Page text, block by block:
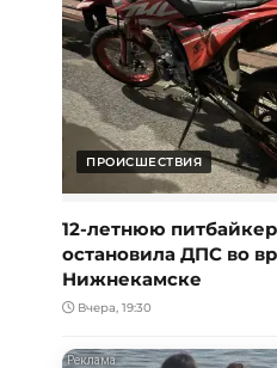
ПРОИСШЕСТВИЯ
12-летнюю
остановила ДПС во
Нижнекамске
Вчера, 19:30